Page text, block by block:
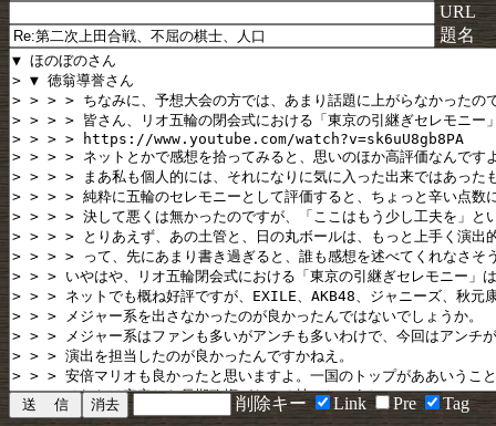
URL
題名
削除キー Link Pre Tag